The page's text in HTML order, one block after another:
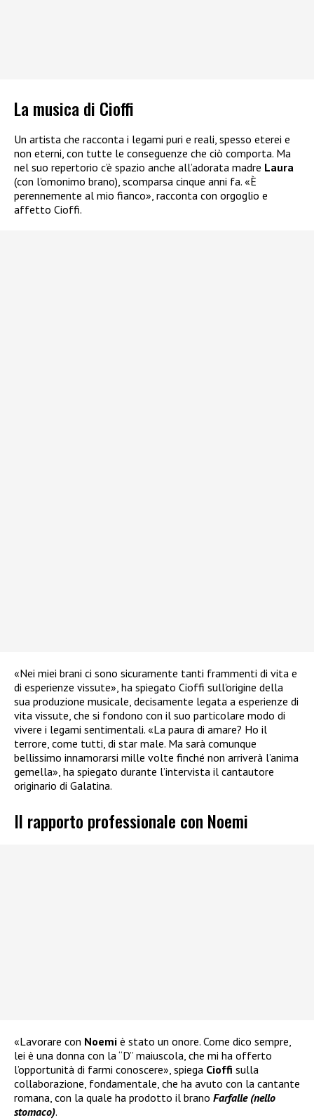
La musica di Cioffi
Un artista che racconta i legami puri e reali, spesso eterei e
non eterni, con tutte le conseguenze che ciò comporta. Ma
nel suo repertorio c’è spazio anche all’adorata madre Laura
(con l’omonimo brano), scomparsa cinque anni fa. «È
perennemente al mio fianco», racconta con orgoglio e
affetto Cioffi.
«Nei miei brani ci sono sicuramente tanti frammenti di vita e
di esperienze vissute», ha spiegato Cioffi sull’origine della
sua produzione musicale, decisamente legata a esperienze di
vita vissute, che si fondono con il suo particolare modo di
vivere i legami sentimentali. «La paura di amare? Ho il
terrore, come tutti, di star male. Ma sarà comunque
bellissimo innamorarsi mille volte finché non arriverà l’anima
gemella», ha spiegato durante l’intervista il cantautore
originario di Galatina.
Il rapporto professionale con Noemi
«Lavorare con Noemi è stato un onore. Come dico sempre,
lei è una donna con la “D” maiuscola, che mi ha offerto
l’opportunità di farmi conoscere», spiega Cioffi sulla
collaborazione, fondamentale, che ha avuto con la cantante
romana, con la quale ha prodotto il brano Farfalle (nello
stomaco).